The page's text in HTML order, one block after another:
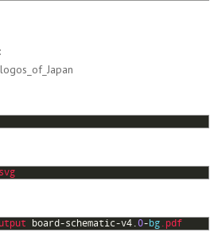
board-schematic-v4.0-bg.pdf